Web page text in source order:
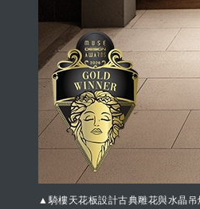
▲騎樓天花板設計古典雕花與水晶